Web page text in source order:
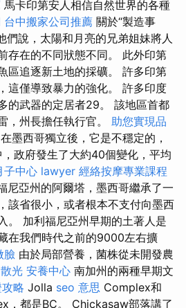
馬卡印第安人相信自然世界的各種
台中搬家公司推薦 關於“製造事
們說，太陽和月亮的兄弟姐妹將人
存在的不同狀態不同​​。 此外印第
區追逐新土地的採礦。 許多印第
這僅導致暴力的強化。 許多印度
的武器的定居者29。 該地區首都
，州長擔任執行官。 助您實現品
在墨西哥獨立後，它是不穩定的，
政府發生了大約40個變化，平均
子中心 lawyer 經絡按摩專業課程
尼亞州的阿爾塔，墨西哥繼承了一
該省很小，或者根本不支付向墨西
。 加利福尼亞州早期的土著人是
在我們時代之前的9000左右擴
臉 由於局部營養，菌株從未開發農
散光 安養中心 南加州的兩種早期文
略 Jolla seo 意思 Complex和
，都是BC。 Chickasaw部落講了